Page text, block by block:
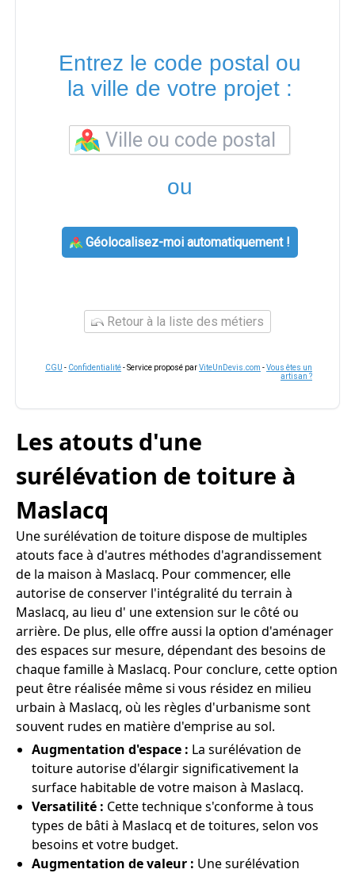
Entrez le code postal ou
la ville de votre projet :
ou
Géolocalisez-moi automatiquement !
Retour à la liste des métiers
CGU - Confidentialité- Service proposé parViteUnDevis.com -Vous êtes un
artisan ?
Les atouts d'une
surélévation de toiture à
Maslacq
Une surélévation de toiture dispose de multiples
atouts face à d'autres méthodes d'agrandissement
de la maison à Maslacq. Pour commencer, elle
autorise de conserver l'intégralité du terrain à
Maslacq, au lieu d' une extension sur le côté ou
arrière. De plus, elle offre aussi la option d'aménager
des espaces sur mesure, dépendant des besoins de
chaque famille à Maslacq. Pour conclure, cette option
peut être réalisée même si vous résidez en milieu
urbain à Maslacq, où les règles d'urbanisme sont
souvent rudes en matière d'emprise au sol.
Augmentation d'espace : La surélévation de
toiture autorise d'élargir significativement la
surface habitable de votre maison à Maslacq.
Versatilité : Cette technique s'conforme à tous
types de bâti à Maslacq et de toitures, selon vos
besoins et votre budget.
Augmentation de valeur : Une surélévation